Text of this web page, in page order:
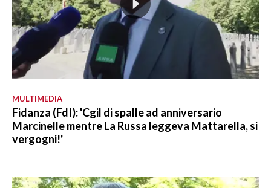
MULTIMEDIA
Fidanza (FdI): 'Cgil di spalle ad anniversario
Marcinelle mentre La Russa leggeva Mattarella, si
vergogni!'